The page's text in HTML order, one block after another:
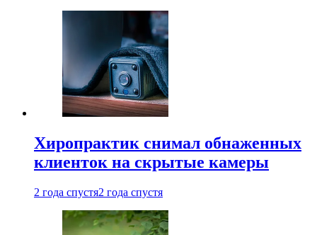
Хиропрактик снимал обнаженных
клиенток на скрытые камеры
2 года спустя2 года спустя